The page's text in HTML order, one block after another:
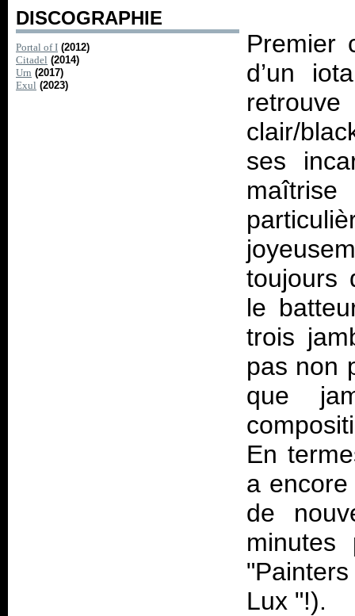
DISCOGRAPHIE
Portal of I (2012)
Citadel (2014)
Urn (2017)
Exul (2023)
Premier
d’un
clair/
ses
toujours
le
trois
pas non
que
En
a
de
Lux "!).